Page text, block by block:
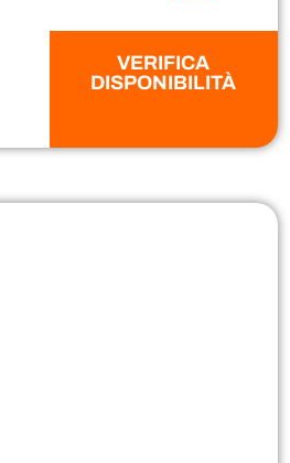
VERIFICA
DISPONIBILITÀ